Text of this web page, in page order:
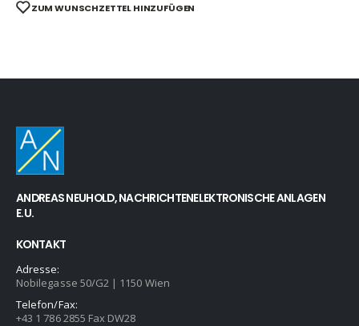
ZUM WUNSCHZETTEL HINZUFÜGEN
ANDREAS NEUHOLD, NACHRICHTENELEKTRONISCHE ANLAGEN
E.U.
KONTAKT
Adresse:
Nobilegasse 50/G2 | 1150 Wien
Telefon/Fax:
+43 1 786 2855 Fax DW28